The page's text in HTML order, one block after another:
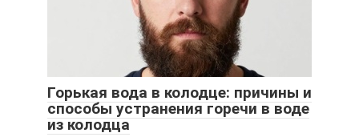
Горькая вода в колодце: причины и
способы устранения горечи в воде
из колодца